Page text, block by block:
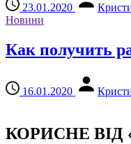
23.01.2020
Новини
Как получить
16.01.2020
КОРИСНЕ ВІД